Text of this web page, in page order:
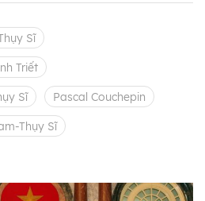
Sĩ
Triết
Sĩ Pascal Couchepin
Thụy Sĩ